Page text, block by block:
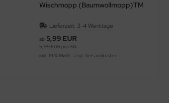
Wischmopp (Baumwollmopp)TM
Lieferzeit: 3-4 Werktage
ab 5,99 EUR
5,99 EUR pro Stk.
inkl. 19 % MwSt. zzgl. Versandkosten